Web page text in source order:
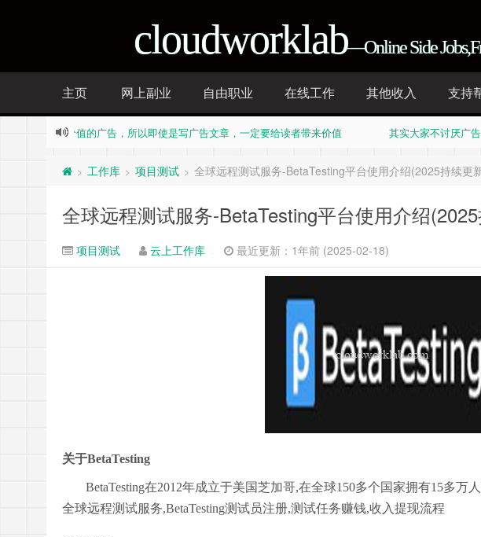
cloudworklab—Online Side
主页 网上副业 自由职业 在线工作 其他收入 支持
是讨厌没有价值的广告，所以即使是写广告文章，一定要给读者带来价值 其实大家不讨厌广告
Stand Alone Complex
Half-truth is also truth Fake-news is also news, Half-truth is also truth Fake-
> 工作库 > 项目测试 > 全球远程测试服务-BetaTesting平台使用介绍(2025持续更
全球远程测试服务-BetaTesting平台使用介绍
项目测试 云上工作库 最近更新：1年前 (2025-02-18)
关于BetaTesting
BetaTesting在2012年成立于美国芝加哥,在全球150多个国家拥有15多
全球远程测试服务,BetaTesting测试员注册,测试任务赚钱,收入提现流程